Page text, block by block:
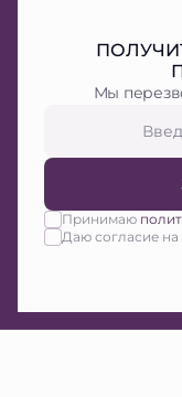
Мы
Принимаю
Даю согласие на